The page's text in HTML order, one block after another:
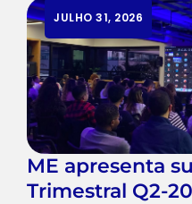
JULHO 31, 2026
ME apresenta
Trimestral Q2-